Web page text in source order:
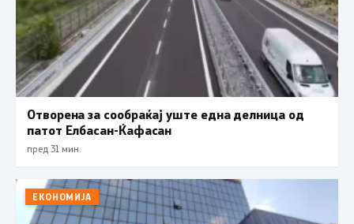
Отворена за сообраќај уште една делница од
патот Елбасан-Ќафасан
пред 31 мин.
ЕКОНОМИЈА